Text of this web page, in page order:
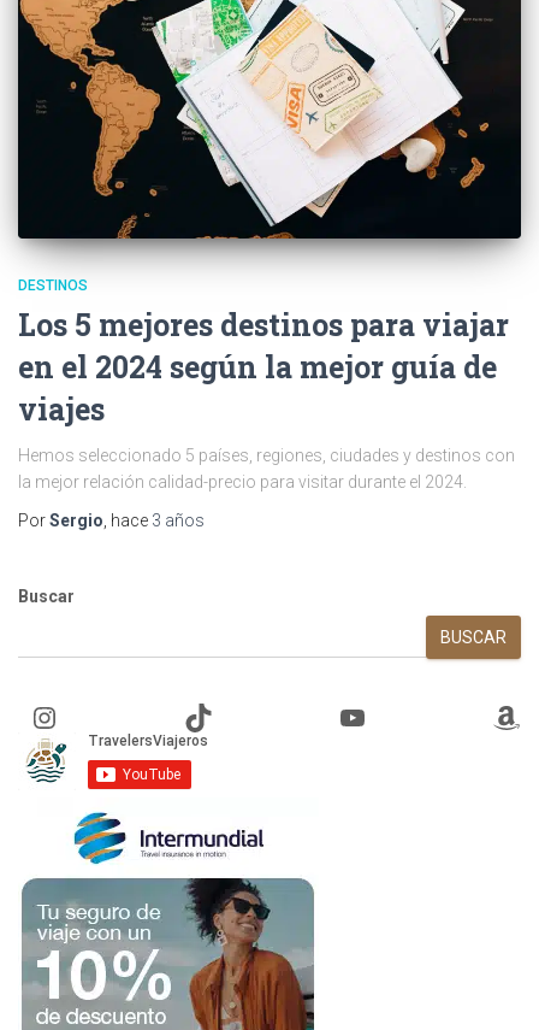
DESTINOS
Los 5 mejores destinos para viajar
en el 2024 según la mejor guía de
viajes
Hemos seleccionado 5 países, regiones, ciudades y destinos con
la mejor relación calidad-precio para visitar durante el 2024.
PorSergio , hace 3 años
Buscar
BUSCAR
Instagram TikTok YouTube Amazon